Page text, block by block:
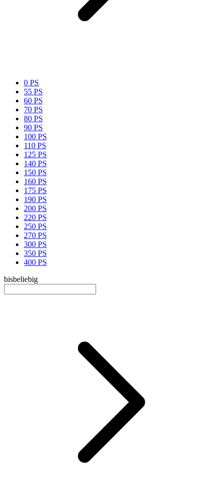
0 PS
55 PS
60 PS
70 PS
80 PS
90 PS
100 PS
110 PS
125 PS
140 PS
150 PS
160 PS
175 PS
190 PS
200 PS
220 PS
250 PS
270 PS
300 PS
350 PS
400 PS
bisbeliebig